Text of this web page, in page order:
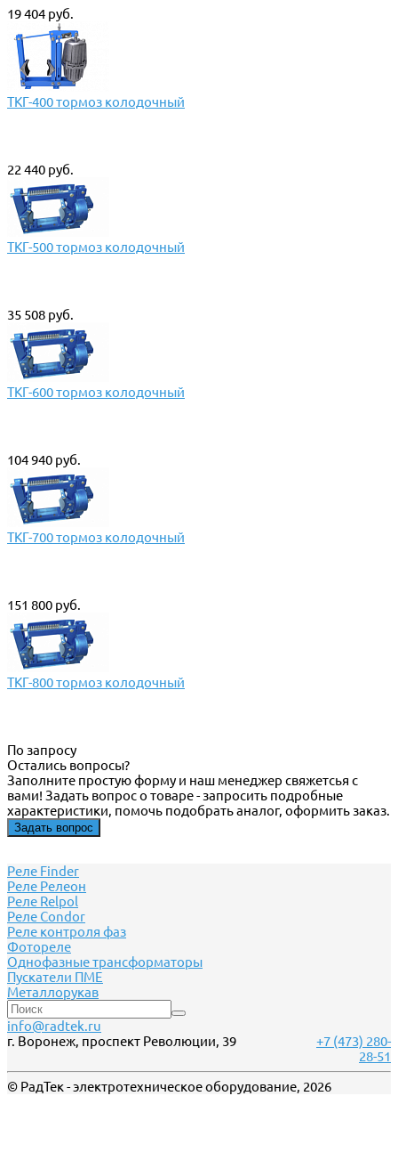
19 404 руб.
ТКГ-400 тормоз колодочный
22 440 руб.
ТКГ-500 тормоз колодочный
35 508 руб.
ТКГ-600 тормоз колодочный
104 940 руб.
ТКГ-700 тормоз колодочный
151 800 руб.
ТКГ-800 тормоз колодочный
По запросу
Остались вопросы?
Заполните простую форму и наш менеджер свяжетсья с
вами! Задать вопрос о товаре - запросить подробные
характеристики, помочь подобрать аналог, оформить заказ.
Задать вопрос
Реле Finder
Реле Релеон
Реле Relpol
Реле Сondor
Реле контроля фаз
Фотореле
Однофазные трансформаторы
Пускатели ПМЕ
Металлорукав
info@radtek.ru
г. Воронеж, проспект Революции, 39
+7 (473) 280-
28-51
© РадТек - электротехническое оборудование, 2026